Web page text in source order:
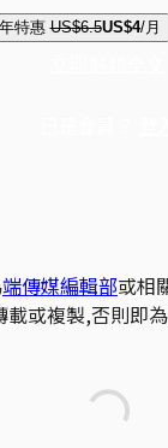
特惠 US$6.5US$4/月
端傳媒編輯部或相
或複製,否則即